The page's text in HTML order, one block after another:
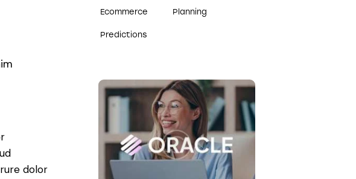
dolor
Ecommerce Planning
Predictions